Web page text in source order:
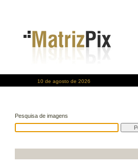
10 de agosto de 2026
Pesquisa de imagens